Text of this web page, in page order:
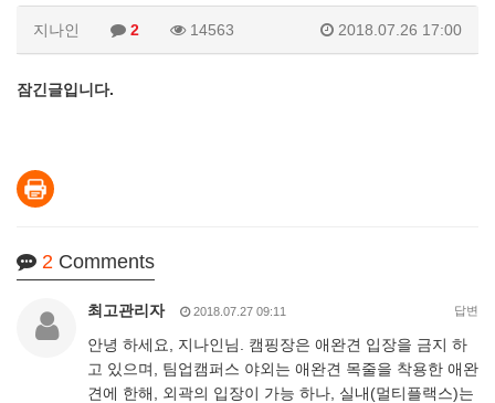
지나인 2 14563 2018.07.26 17:00
잠긴글입니다.
2 Comments
최고관리자 2018.07.27 09:11 답변
안녕 하세요, 지나인님. 캠핑장은 애완견 입장을 금지 하
고 있으며, 팀업캠퍼스 야외는 애완견 목줄을 착용한 애완
견에 한해, 외곽의 입장이 가능 하나, 실내(멀티플랙스)는